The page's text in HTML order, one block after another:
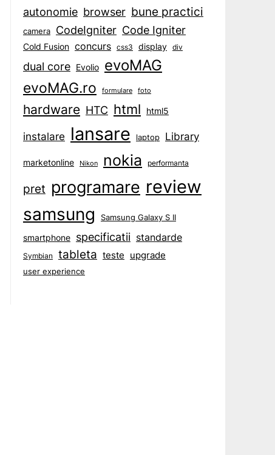
autonomie browser bune practici
camera CodeIgniter Code Igniter
Cold Fusion concurs css3 display div
dual core Evolio evoMAG
evoMAG.ro formulare foto
hardware HTC html html5
instalare lansare laptop Library
marketonline Nikon nokia performanta
pret programare review
samsung Samsung Galaxy S II
smartphone specificatii standarde
Symbian tableta teste upgrade
user experience